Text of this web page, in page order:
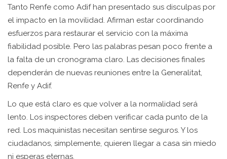
Tanto Renfe como Adif han presentado sus disculpas por
el impacto en la movilidad. Afirman estar coordinando
esfuerzos para restaurar el servicio con la máxima
fiabilidad posible. Pero las palabras pesan poco frente a
la falta de un cronograma claro. Las decisiones finales
dependerán de nuevas reuniones entre la Generalitat,
Renfe y Adif.
Lo que está claro es que volver a la normalidad será
lento. Los inspectores deben verificar cada punto de la
red. Los maquinistas necesitan sentirse seguros. Y los
ciudadanos, simplemente, quieren llegar a casa sin miedo
ni esperas eternas.